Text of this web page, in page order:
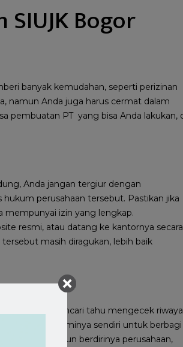
SIUJK Bogor
banyak kemudahan, seperti perizinan
namun Anda juga harus cermat dalam
pembuatan PT yang bisa Anda lakukan,
Anda jangan tergiur dengan
perusahaan tersebut. Pastikan jika
mempunyai izin yang lengkap.
resmi, atau datang ke kantornya secara
masih diragukan, lebih baik
langsung mencari tahu mengecek
website resminya sendiri untuk berbagi
mulai dari tahun berdirinya perusahaan,